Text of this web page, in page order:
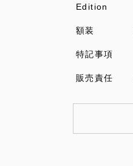
Edition
額装
特記事項
販売責任